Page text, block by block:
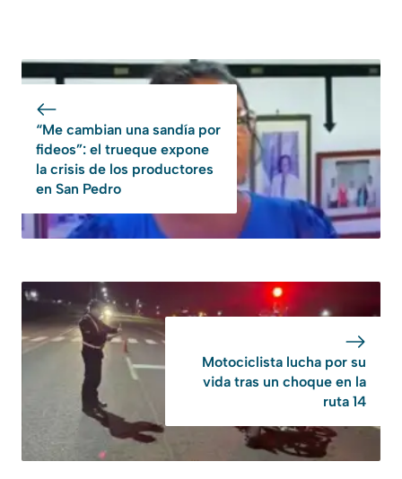
“Me cambian una sandía por
fideos”: el trueque expone
la crisis de los productores
en San Pedro
Motociclista lucha por su
vida tras un choque en la
ruta 14